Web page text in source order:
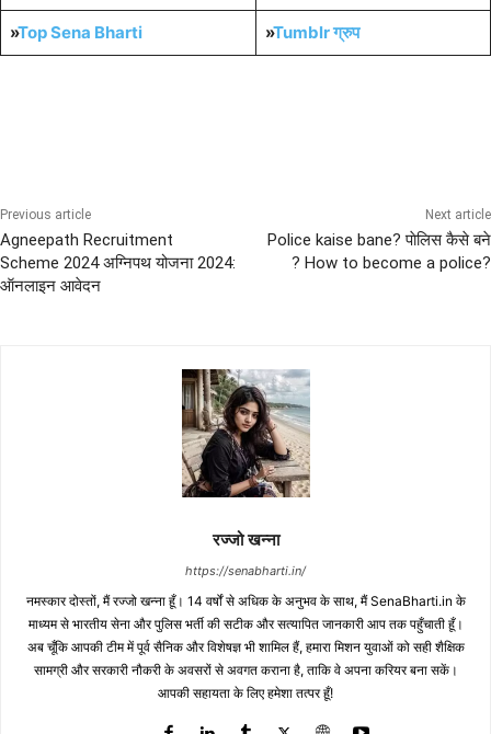
»Top Sena Bharti »Tumblrग्रुप
Previous article
Agneepath Recruitment
Scheme 2024 अग्निपथ योजना 2024:
ऑनलाइन आवेदन
Next article
Police kaise bane? पाेलिस कैसे बने
? How to become a police?
रज्जो खन्ना
https://senabharti.in/
नमस्कार दोस्तों, मैं रज्जो खन्ना हूँ। 14 वर्षों से अधिक के अनुभव के साथ, मैं SenaBharti.in के
माध्यम से भारतीय सेना और पुलिस भर्ती की सटीक और सत्यापित जानकारी आप तक पहुँचाती हूँ।
अब चूँकि आपकी टीम में पूर्व सैनिक और विशेषज्ञ भी शामिल हैं, हमारा मिशन युवाओं को सही शैक्षिक
सामग्री और सरकारी नौकरी के अवसरों से अवगत कराना है, ताकि वे अपना करियर बना सकें।
आपकी सहायता के लिए हमेशा तत्पर हूँ!